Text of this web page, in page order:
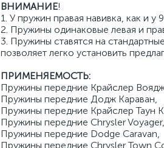
ВНИМАНИЕ!
1. У пружин правая навивка, как и
2. Пружины одинаковые левая и
3. Пружины ставятся на
позволяет легко установить
ПРИМЕНЯЕМОСТЬ:
Пружины передние Крайслер
Пружины передние Додж Караван,
Пружины передние Крайслер Таун
Пружины передние Chrysler Voyager,
Пружины передние Dodge Caravan,
Пружины передние Chrysler Town